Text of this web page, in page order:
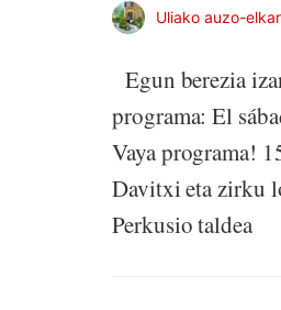
Uliako auzo-
Egun berezia
programa: El
Vaya programa!
Davitxi eta
Perkusio